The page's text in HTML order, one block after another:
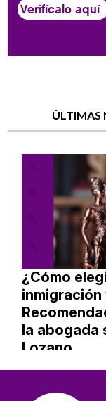
Verifícalo aquí
ÚLTIMAS
¿Cómo
la abogada
Lozano